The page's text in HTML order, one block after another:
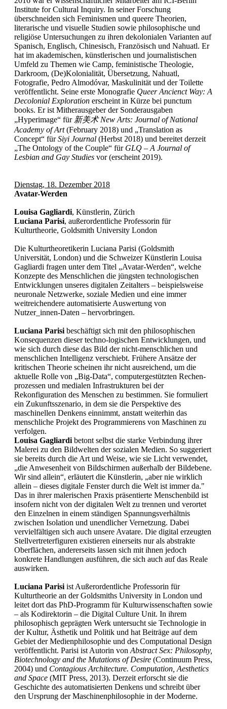
Institute for Cultural Inquiry. In seiner Forschung
überschneiden sich Feminismen und queere Theorien,
literarische und visuelle Studien sowie philosophische und
religiöse Untersuchungen zu ihren dekolonialen Varianten auf
Spanisch, Englisch, Chinesisch, Französisch und Nahuatl. Er
hat im akademischen, künstlerischen und journalistischen
Umfeld zu Themen wie Camp, feministische Theologie,
Darkroom, (De)Kolonialität, Übersetzung, Nahuatl,
Fotografie, Pedro Almodóvar, Maskulinität und der Toilette
veröffentlicht. Seine erste Monografie Queer Ancienct Way: A
Decolonial Exploration erscheint in Kürze bei punctum
books. Er ist Mitherausgeber der Sonderausgaben
„Hyperimage“ für 新美术New Arts: Journal of National
Academy of Art(February 2018) und „Translation as
Concept“ fürSiyi Journal (Herbst 2018) und bereitet derzeit
„The Ontology of the Couple“ für GLQ – A Journal of
Lesbian and Gay Studies vor (erscheint 2019).
Dienstag, 18. Dezember 2018
Avatar-Werden
Louisa Gagliardi, Künstlerin, Zürich
Luciana Parisi, außerordentliche Professorin für
Kulturtheorie, Goldsmith University London
Die Kulturtheoretikerin Luciana Parisi (Goldsmith
Universität, London) und die Schweizer Künstlerin Louisa
Gagliardi fragen unter dem Titel „Avatar-Werden“, welche
Konzepte des Menschlichen die jüngsten technologischen
Entwicklungen unseres digitalen Zeitalters – beispielsweise
neuronale Netzwerke, soziale Medien und eine immer
weitreichendere automatisierte Auswertung von
Nutzer_innen-Daten – hervorbringen.
Luciana Parisi beschäftigt sich mit den philosophischen
Konsequenzen dieser techno-logischen Entwicklungen, und
wie sich durch diese das Bild der nicht-menschlichen und
menschlichen Intelligenz verschiebt. Frühere Ansätze der
kritischen Theorie scheinen ihr nicht ausreichend, um die
aktuelle Rolle von „Big-Data“, computergestützten Rechen-
prozessen und medialen Infrastrukturen bei der
Rekonfiguration des Menschen zu bestimmen. Sie formuliert
ein Zukunftsszenario, in dem sie die Perspektive des
maschinellen Denkens einnimmt, anstatt weiterhin das
menschliche Projekt des Programmierens von Maschinen zu
verfolgen.
Louisa Gagliardi betont selbst die starke Verbindung ihrer
Malerei zu den Bildwelten der sozialen Medien. So suggeriert
sie bereits durch die Art und Weise, wie sie Licht verwendet,
„die Anwesenheit von Bildschirmen außerhalb der Bildebene.
Wir sind allein“, erläutert die Künstlerin, „aber nie wirklich
allein – dieses digitale Fenster durch die Welt ist immer da."
Das in ihrer malerischen Praxis präsentierte Menschenbild ist
insofern nicht von der digitalen Welt zu trennen und verortet
den Einzelnen in einem ständigen Spannungsverhältnis
zwischen Isolation und unendlicher Vernetzung. Dabei
vervielfältigen sich auch unsere Avatare. Die digital erzeugten
Stellvertreterfiguren existieren einerseits nur als abstrakte
Oberflächen, andererseits lassen sich mit ihnen jedoch
konkrete Handlungen ausführen, die sich auch auf das Reale
auswirken.
Luciana Parisi ist Außerordentliche Professorin für
Kulturtheorie an der Goldsmiths University in London und
leitet dort das PhD-Programm für Kulturwissenschaften sowie
– als Kodirektorin – die Digital Culture Unit. In ihrem
philosophisch geprägten Werk untersucht sie Technologie in
der Kultur, Ästhetik und Politik und hat Beiträge auf dem
Gebiet der Medienphilosophie und des Computational Design
veröffentlicht. Parisi ist Autorin von Abstract Sex: Philosophy,
Biotechnology and the Mutations of Desire (Continuum Press,
2004) und Contagious Architecture. Computation, Aesthetics
and Space (MIT Press, 2013). Derzeit erforscht sie die
Geschichte des automatisierten Denkens und schreibt über
den Ursprung der Maschinenphilosophie in der Moderne.